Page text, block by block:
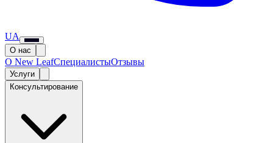
UA
О нас
О New LeafСпециалистыОтзывы
Услуги
Консультирование